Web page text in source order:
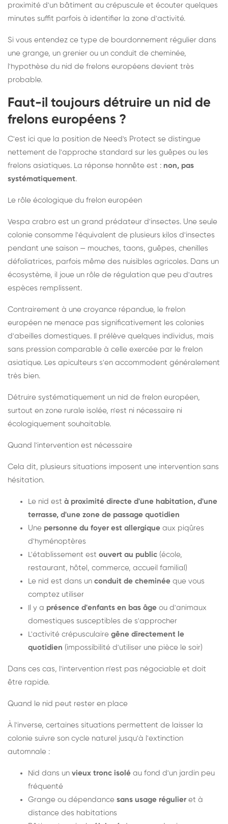
proximité d'un bâtiment au crépuscule et écouter quelques
minutes suffit parfois à identifier la zone d'activité.
Si vous entendez ce type de bourdonnement régulier dans
une grange, un grenier ou un conduit de cheminée,
l'hypothèse du nid de frelons européens devient très
probable.
Faut-il toujours détruire un nid de
frelons européens ?
C'est ici que la position de Need's Protect se distingue
nettement de l'approche standard sur les guêpes ou les
frelons asiatiques. La réponse honnête est : non, pas
systématiquement.
Le rôle écologique du frelon européen
Vespa crabro est un grand prédateur d'insectes. Une seule
colonie consomme l'équivalent de plusieurs kilos d'insectes
pendant une saison — mouches, taons, guêpes, chenilles
défoliatrices, parfois même des nuisibles agricoles. Dans un
écosystème, il joue un rôle de régulation que peu d'autres
espèces remplissent.
Contrairement à une croyance répandue, le frelon
européen ne menace pas significativement les colonies
d'abeilles domestiques. Il prélève quelques individus, mais
sans pression comparable à celle exercée par le frelon
asiatique. Les apiculteurs s'en accommodent généralement
très bien.
Détruire systématiquement un nid de frelon européen,
surtout en zone rurale isolée, n'est ni nécessaire ni
écologiquement souhaitable.
Quand l'intervention est nécessaire
Cela dit, plusieurs situations imposent une intervention sans
hésitation.
Le nid est à proximité directe d'une habitation, d'une
terrasse, d'une zone de passage quotidien
Une personne du foyer est allergique aux piqûres
d'hyménoptères
L'établissement est ouvert au public (école,
restaurant, hôtel, commerce, accueil familial)
Le nid est dans un conduit de cheminée que vous
comptez utiliser
Il y a présence d'enfants en bas âge ou d'animaux
domestiques susceptibles de s'approcher
L'activité crépusculaire gêne directement le
quotidien (impossibilité d'utiliser une pièce le soir)
Dans ces cas, l'intervention n'est pas négociable et doit
être rapide.
Quand le nid peut rester en place
À l'inverse, certaines situations permettent de laisser la
colonie suivre son cycle naturel jusqu'à l'extinction
automnale :
Nid dans un vieux tronc isolé au fond d'un jardin peu
fréquenté
Grange ou dépendance sans usage régulier et à
distance des habitations